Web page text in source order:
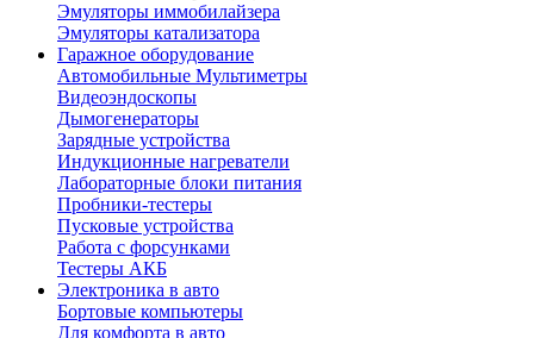
Эмуляторы иммобилайзера
Эмуляторы катализатора
Гаражное оборудование
Автомобильные Мультиметры
Видеоэндоскопы
Дымогенераторы
Зарядные устройства
Индукционные нагреватели
Лабораторные блоки питания
Пробники-тестеры
Пусковые устройства
Работа с форсунками
Тестеры АКБ
Электроника в авто
Бортовые компьютеры
Для комфорта в авто